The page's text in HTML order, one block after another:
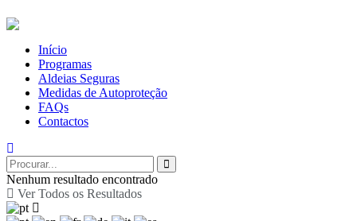
Início
Programas
Aldeias Seguras
Medidas de Autoproteção
FAQs
Contactos
Nenhum resultado encontrado
Ver Todos os Resultados